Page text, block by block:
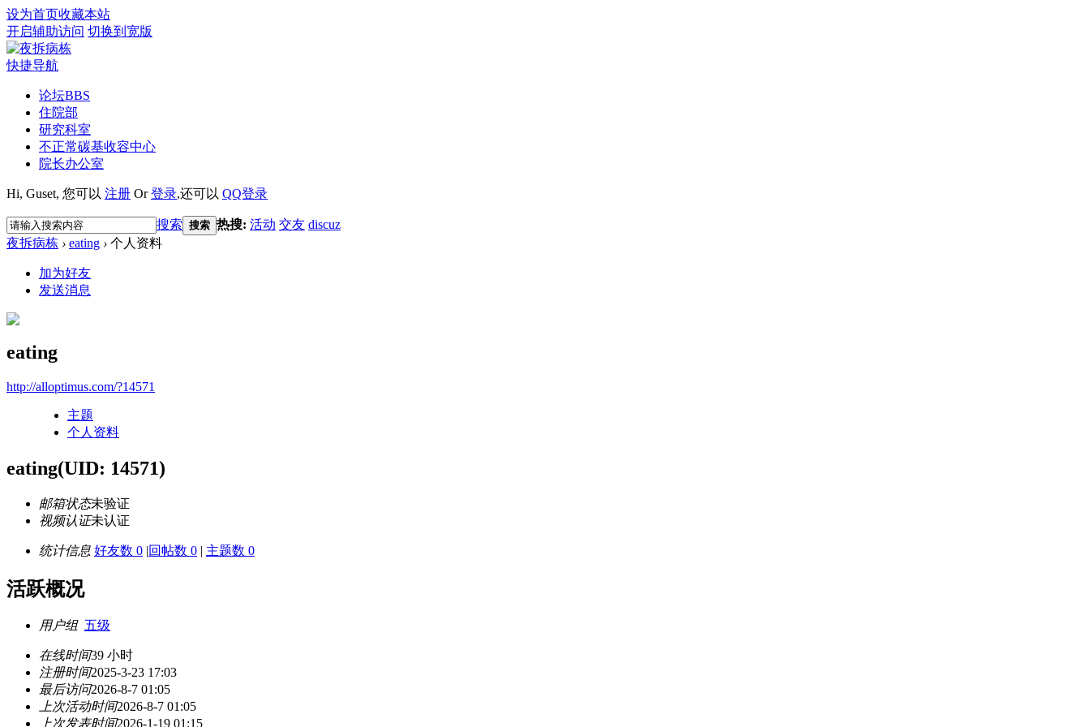
设为首页收藏本站
开启辅助访问 切换到宽版
快捷导航
论坛BBS
住院部
研究科室
不正常碳基收容中心
院长办公室
Hi, Guset, 您可以 注册 Or登录,还可以 QQ登录
搜索 搜索 热搜: 活动 交友 discuz
夜拆病栋 › eating › 个人资料
加为好友
发送消息
eating
http://alloptimus.com/?14571
主题
个人资料
eating(UID: 14571)
邮箱状态未验证
视频认证未认证
统计信息 好友数 0 |回帖数 0 | 主题数 0
活跃概况
用户组 五级
在线时间39 小时
注册时间2025-3-23 17:03
最后访问2026-8-7 01:05
上次活动时间2026-8-7 01:05
上次发表时间2026-1-19 01:15